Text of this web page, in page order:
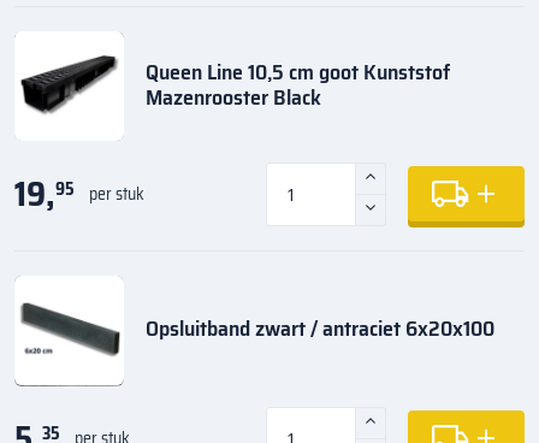
Queen Line 10,5 cm goot Kunststof
Mazenrooster Black
19,95 per stuk
Opsluitband zwart / antraciet 6x20x100
35